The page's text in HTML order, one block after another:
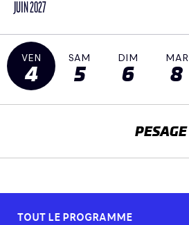
JUIN 2027
VEN
4
SAM
5
DIM
6
MAR
8
PESAGE
TOUT LE PROGRAMME